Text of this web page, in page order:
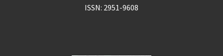
ISSN: 2951-9608